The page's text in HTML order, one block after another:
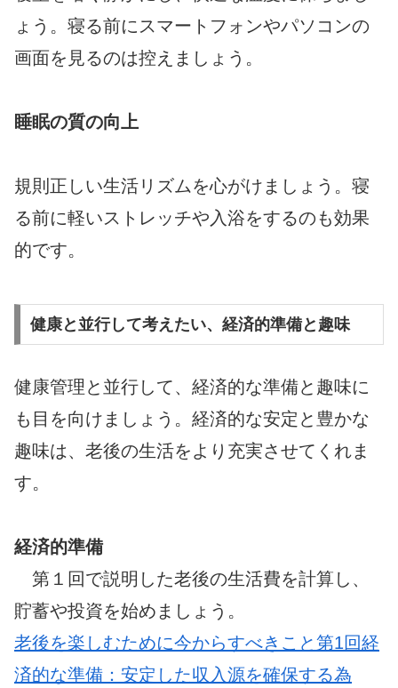
ょう。寝る前にスマートフォンやパソコンの
画面を見るのは控えましょう。
睡眠の質の向上
規則正しい生活リズムを心がけましょう。寝
る前に軽いストレッチや入浴をするのも効果
的です。
健康と並行して考えたい、経済的準備と趣味
健康管理と並行して、経済的な準備と趣味に
も目を向けましょう。経済的な安定と豊かな
趣味は、老後の生活をより充実させてくれま
す。
経済的準備
第１回で説明した老後の生活費を計算し、
貯蓄や投資を始めましょう。
老後を楽しむために今からすべきこと第1回経
済的な準備：安定した収入源を確保する為